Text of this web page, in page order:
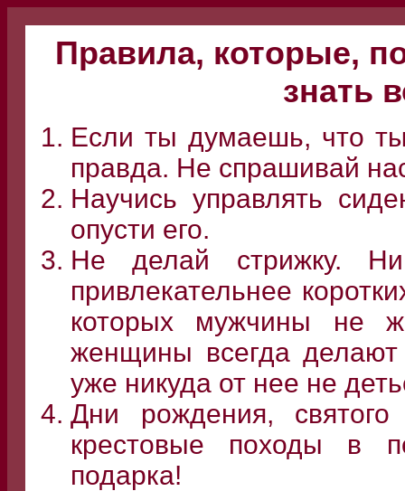
Правила, которые,
знать
Если ты думаешь, что ты
правда. Не спрашивай
Научись управлять
опусти его.
Не делай стрижку.
привлекательнее
которых мужчины не
женщины всегда
уже никуда от нее не
Дни рождения,
крестовые походы в
подарка!